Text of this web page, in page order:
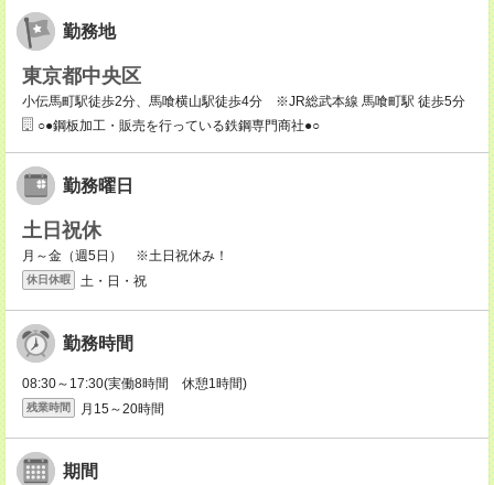
勤務地
東京都中央区
小伝馬町駅徒歩2分、馬喰横山駅徒歩4分 ※JR総武本線 馬喰町駅 徒歩5分
○●鋼板加工・販売を行っている鉄鋼専門商社●○
勤務曜日
土日祝休
月～金（週5日） ※土日祝休み！
休日休暇 土・日・祝
勤務時間
08:30～17:30(実働8時間 休憩1時間)
残業時間 月15～20時間
期間